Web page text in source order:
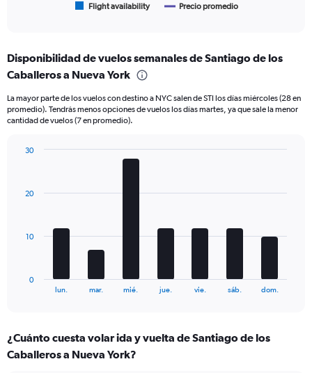
categories.
Range:
categories.
The
chart
displaying
and
Flight availability Precio promedio
Disponibilidad de vuelos semanales de Santiago de los
Caballeros a Nueva York
La mayor parte de los vuelos con destino a NYC salen de STI los días miércoles (28 en
promedio). Tendrás menos opciones de vuelos los días martes, ya que sale la menor
cantidad de vuelos (7 en promedio).
The
Range:
7
lun. mar. mié. jue. vie. sáb. dom.
0
10
20
30
¿Cuánto cuesta volar ida y vuelta de Santiago de los
Caballeros a Nueva York?